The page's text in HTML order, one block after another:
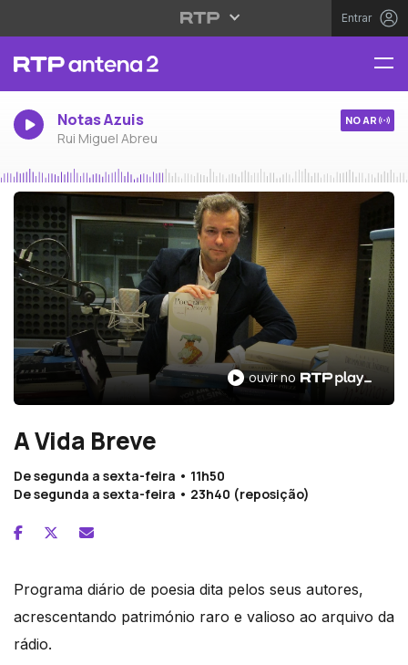
Entrar
Notas Azuis
Rui Miguel Abreu
NO AR
ouvir no RTP Play
ouvir no
A Vida Breve
De segunda a sexta-feira • 11h50
De segunda a sexta-feira • 23h40 (reposição)
Programa diário de poesia dita pelos seus autores,
acrescentando património raro e valioso ao arquivo da
rádio.